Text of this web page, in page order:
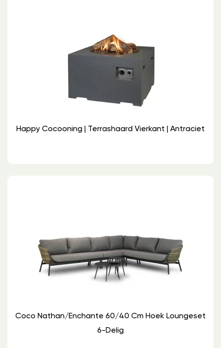
Happy Cocooning | Terrashaard Vierkant | Antraciet
Coco Nathan/Enchante 60/40 Cm Hoek Loungeset
6-Delig